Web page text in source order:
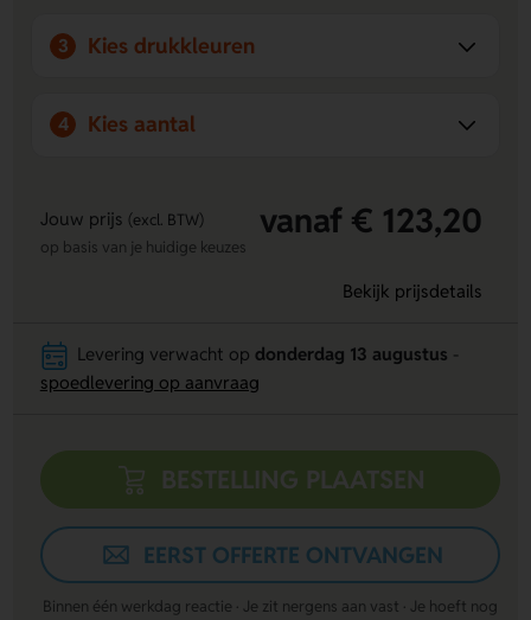
3 Kies drukkleuren
4 Kies aantal
Jouw prijs (excl. BTW) vanaf € 123,20
op basis van je huidige keuzes
Bekijk prijsdetails
Levering verwacht op donderdag 13 augustus
spoedlevering op aanvraag
BESTELLING PLAATSEN
EERST OFFERTE ONTVANGEN
Binnen één werkdag reactie · Je zit nergens aan vast · Je hoeft nog